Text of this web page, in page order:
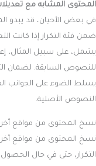
المحتوى المشابه مع
في بعض الأحيان، قد يبدو
ضمن فئة التكرار إذا كانت
يشمل، على سبيل المثال،
للنصوص السابقة. لضمان
يسلط الضوء على الجوانب
النصوص الأصلية.
نسخ المحتوى من مواقع
نسخ المحتوى من مواقع
التكرار، حتى في حال الحصول